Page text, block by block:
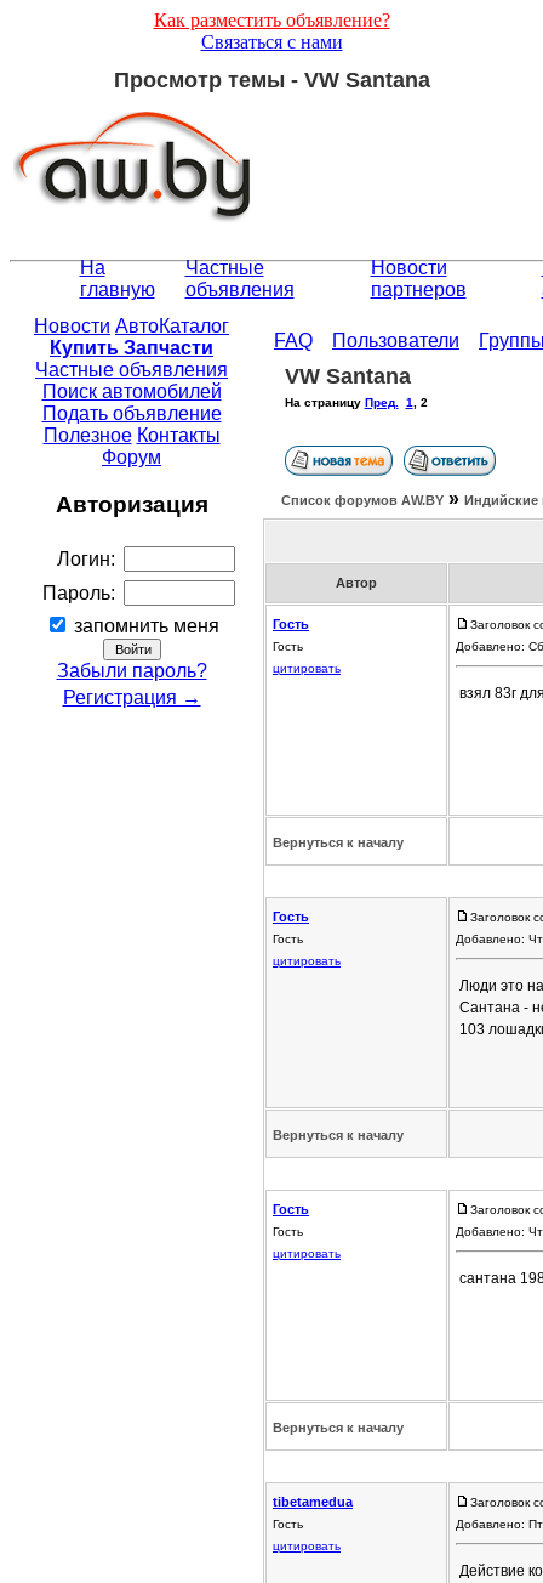
Как разместить объявление?
Связаться с нами
Просмотр темы - VW Santana
На
главную
Частные
объявления
Новости
партнеров
Новости АвтоКаталог
Купить Запчасти
Частные объявления
Поиск автомобилей
Подать объявление
Полезное Контакты
Форум
Авторизация
Логин:
Пароль:
запомнить меня
Забыли пароль?
Регистрация →
FAQ Пользователи
VW Santana
На страницу Пред. 1 2
Список форумов АW.BY » Индийские
Автор
Гость
Гость
цитировать
Заголовок
Добавлено:
взял 83г
Вернуться к началу
Гость
Гость
цитировать
Заголовок
Добавлено:
Люди это
Сантана -
103
Вернуться к началу
Гость
Гость
цитировать
Заголовок
Добавлено:
сантана
Вернуться к началу
tibetamedua
Гость
цитировать
Заголовок
Добавлено:
Действие